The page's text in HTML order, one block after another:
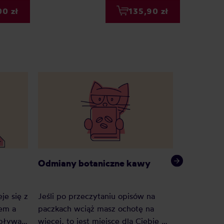
zł 135,90 zł
się z
a
Odmiany botaniczne kawy
Jeśli po przeczytaniu opisów na
paczkach wciąż masz ochotę na
więcej, to jest miejsce dla Ciebie —